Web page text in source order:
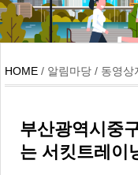
HOME / 알림마당 / 동영상
부산광역시중
는 서킷트레이